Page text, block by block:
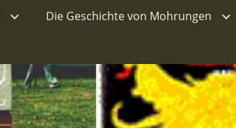
Die Geschichte von Mohrungen